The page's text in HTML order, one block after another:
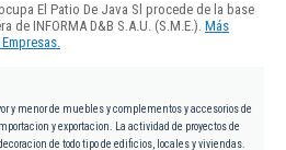
El Patio De Java Sl procede de la base
de INFORMA D&B S.A.U. (S.M.E.). Más
y menor de muebles y complementos y accesorios de
y exportacion. La actividad de proyectos de
de todo tipo de edificios, locales y viviendas.